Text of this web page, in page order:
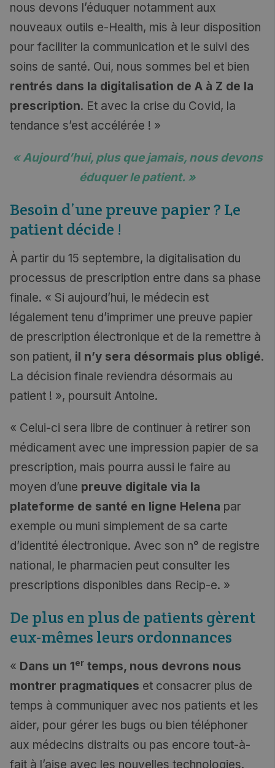
nous devons l’éduquer notamment aux
nouveaux outils e-Health, mis à leur disposition
pour faciliter la communication et le suivi des
soins de santé. Oui, nous sommes bel et bien
rentrés dans la digitalisation de A à Z de la
prescription. Et avec la crise du Covid, la
tendance s’est accélérée ! »
« Aujourd’hui, plus que jamais, nous devons
éduquer le patient. »
Besoin d’une preuve papier ? Le
patient décide !
À partir du 15 septembre, la digitalisation du
processus de prescription entre dans sa phase
finale. « Si aujourd’hui, le médecin est
légalement tenu d’imprimer une preuve papier
de prescription électronique et de la remettre à
son patient, il n’y sera désormais plus obligé.
La décision finale reviendra désormais au
patient ! », poursuit Antoine.
« Celui-ci sera libre de continuer à retirer son
médicament avec une impression papier de sa
prescription, mais pourra aussi le faire au
moyen d’une preuve digitale via la
plateforme de santé en ligne Helena par
exemple ou muni simplement de sa carte
d’identité électronique. Avec son n° de registre
national, le pharmacien peut consulter les
prescriptions disponibles dans Recip-e. »
De plus en plus de patients gèrent
eux-mêmes leurs ordonnances
« Dans un 1er temps, nous devrons nous
montrer pragmatiques et consacrer plus de
temps à communiquer avec nos patients et les
aider, pour gérer les bugs ou bien téléphoner
aux médecins distraits ou pas encore tout-à-
fait à l’aise avec les nouvelles technologies.